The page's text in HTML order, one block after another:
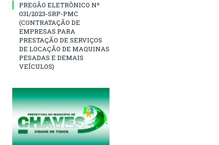
PREGÃO ELETRÔNICO Nº
031/2023-SRP-PMC
(CONTRATAÇÃO DE
EMPRESAS PARA
PRESTAÇÃO DE SERVIÇOS
DE LOCAÇÃO DE MAQUINAS
PESADAS E DEMAIS
VEÍCULOS)